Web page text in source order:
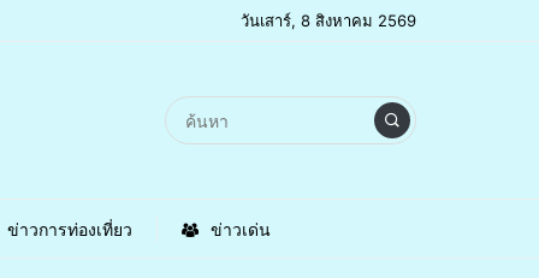
วันเสาร์, 8 สิงหาคม 2569
ข่าวการท่องเที่ยว ข่าวเด่น